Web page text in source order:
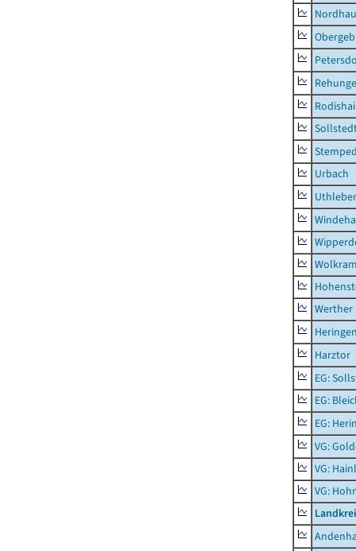
Urbach
Werther
Harztor
EG:
EG:
EG:
VG:
VG:
VG: